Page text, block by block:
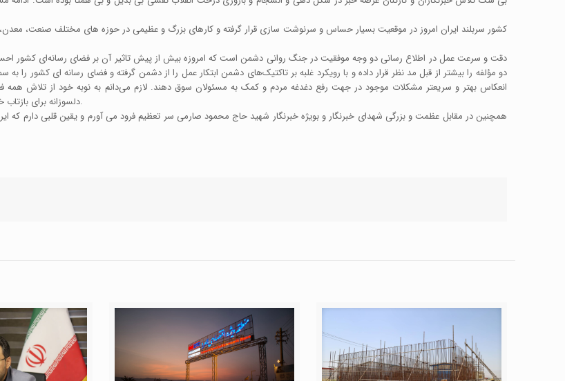
دو مؤلفه را بیشتر از قبل مد نظر قرار داده و با رویکرد غلبه بر تاکتیک‌های دشمن ابتکار عمل را از دشمن گرفته و فضای رسانه ای کشور
انعکاس بهتر و سریعتر مشکلات موجود در جهت رفع دغدغه مردم و کمک به مسئولان سوق دهند. لازم می‌دانم به نوبه خود از تلاش همه
دلسوزانه برای بازتاب خدمات فرزندان این آب و خاک برای ملت شریف ایران تلاش می‌کنند سپاسگزاری نمایم.